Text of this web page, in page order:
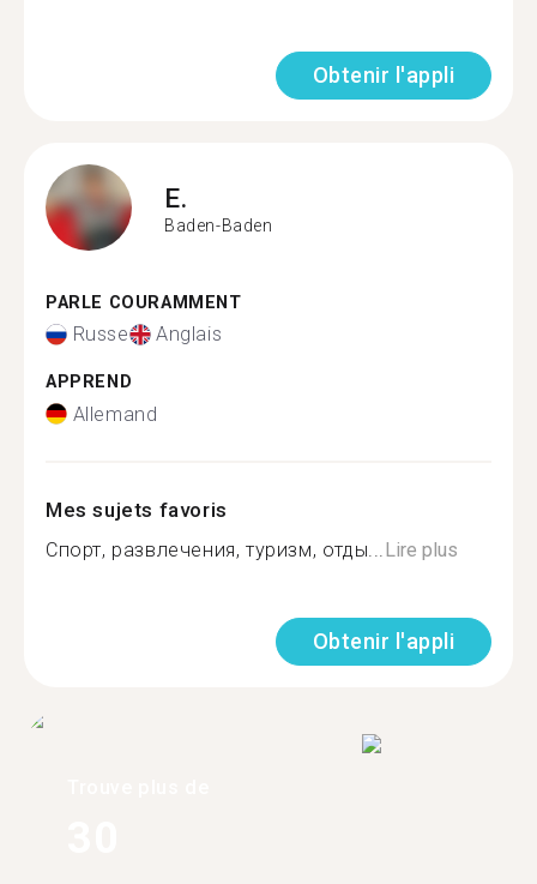
Obtenir l'appli
E.
Baden-Baden
PARLE COURAMMENT
Russe Anglais
APPREND
Allemand
Mes sujets favoris
Спорт, развлечения, туризм, отды... Lire plus
Obtenir l'appli